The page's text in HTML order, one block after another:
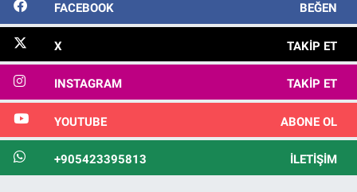
FACEBOOK BEĞEN
X TAKIP ET
INSTAGRAM TAKIP ET
YOUTUBE ABONE OL
+905423395813 İLETIŞIM